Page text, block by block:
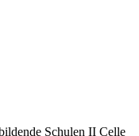
Schulen II Celle